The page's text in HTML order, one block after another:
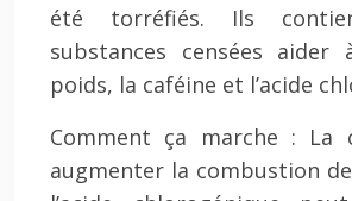
été torréfiés. Ils
substances censées aider
poids, la caféine et l’acide
Comment ça marche : La
augmenter la combustion